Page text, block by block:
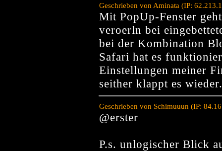
Geschrieben von Aminata (IP:
Mit PopUp-Fenster
veroerln bei
bei der Kombination
Safari hat es
Einstellungen meiner
seither klappt es
Geschrieben von Schimuuun (IP:
@erster
P.s. unlogischer Blick